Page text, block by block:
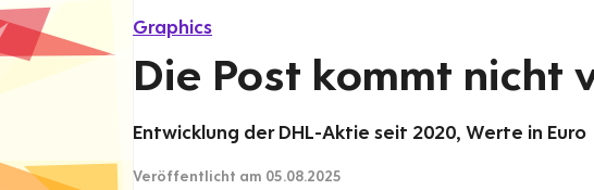
Graphics
Die Post kommt nicht
Entwicklung der DHL-Aktie seit 2020, Werte in Euro
Veröffentlicht am 05.08.2025